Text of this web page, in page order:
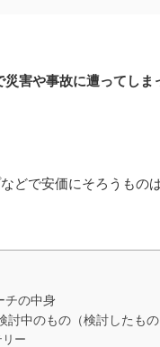
災害や事故に遭ってし
どで安価にそろうもの
チの中身
討中のもの（検討したもの
ー